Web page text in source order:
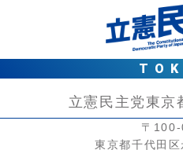
立憲民主党東京
〒
東京都千代田